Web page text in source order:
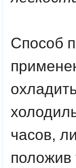
Способ
часов,
положив